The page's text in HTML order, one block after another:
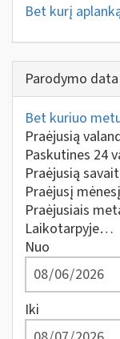
Bet kurį
Parodymo data
Bet kuriuo
Praėjusią
Paskutines 24
Praėjusią
Praėjusį mėnesį
Praėjusiais
Laikotarpyje…
Nuo
Iki